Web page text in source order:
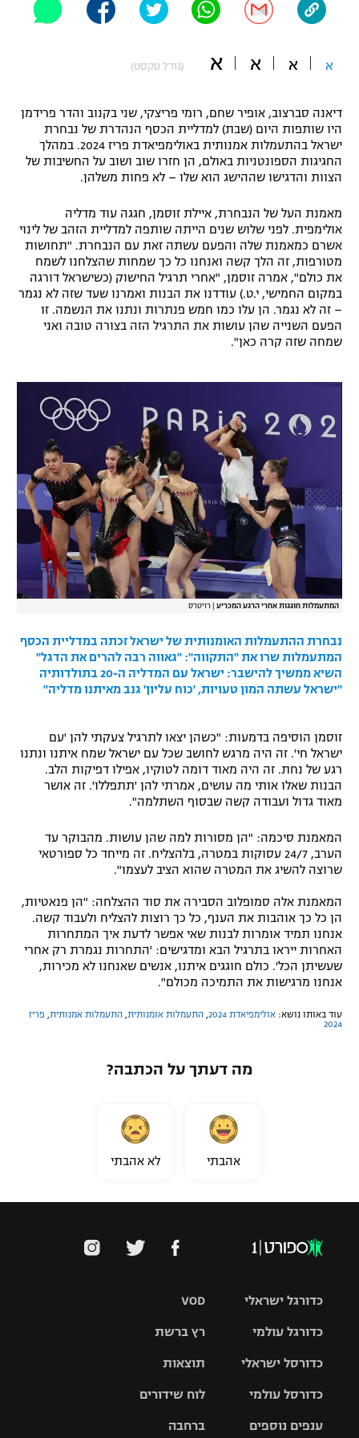
"מחצית בשכונה" – פודקאסט
תקנון משתתפים וזוכים בפרסים
תקנון עבור פעילות אלקטרה
טניס
גיימינג E-Sports
תנאי שימוש
מדיניות פרטיות
תקנון פעילות ספורט 1
רשיון להקרנה פומבית לבית עסק
הצטרפות לחבילת הערוצים
לוח דרושים – ג'ובנט
תגיות
ספורט מוטורי
כדורמים
פוטבול אמריקאי NFL
ספורט אתגרי ואקסטרים
אומנויות לחימה
גיימינג E-Sports
א א א א (גודל טקסט)
דיאנה סברצוב, אופיר שחם, רומי פריצקי, שני בקנוב והדר פרידמן
היו שותפות היום (שבת) למדליית הכסף הנהדרת של נבחרת
ישראל בהתעמלות אמנותית באולימפיאדת פריז 2024. במהלך
החגיגות הספונטניות באולם, הן חזרו שוב ושוב על החשיבות של
הצוות והדגישו שההישג הוא שלו – לא פחות משלהן.
מאמנת העל של הנבחרת, איילת זוסמן, חגגה עוד מדליה
אולימפית. לפני שלוש שנים הייתה שותפה למדליית הזהב של לינוי
אשרם כמאמנת שלה והפעם עשתה זאת עם הנבחרת. "תחושות
מטורפות, זה הלך קשה ואנחנו כל כך שמחות שהצלחנו לשמח
את כולם", אמרה זוסמן, "אחרי תרגיל החישוק (כשישראל דורגה
במקום החמישי, י.ט.) עודדנו את הבנות ואמרנו שעד שזה לא נגמר
– זה לא נגמר. הן עלו כמו חמש פנתרות ונתנו את הנשמה. זו
הפעם השנייה שהן עושות את התרגיל הזה בצורה טובה ואני
שמחה שזה קרה כאן".
המתעמלות חוגגות אחרי הרגע המכריע רויטרס
נבחרת ההתעמלות האומנותית של ישראל זכתה במדליית הכסף
המתעמלות שרו את "התקווה": "גאווה רבה להרים את הדגל"
השיא ממשיך להישבר: ישראל עם המדליה ה-20 בתולדותיה
"ישראל עשתה המון טעויות, 'כוח עליון' גנב מאיתנו מדליה"
זוסמן הוסיפה בדמעות: "כשהן יצאו לתרגיל צעקתי להן 'עם
ישראל חי'. זה היה מרגש לחושב שכל עם ישראל שמח איתנו ונתנו
רגע של נחת. זה היה מאוד דומה לטוקיו, אפילו דפיקות הלב.
הבנות שאלו אותי מה עושים, אמרתי להן 'תתפללו'. זה אושר
מאוד גדול ועבודה קשה שבסוף השתלמה".
המאמנת סיכמה: "הן מסורות למה שהן עושות. מהבוקר עד
הערב, 24/7 עסוקות במטרה, בלהצליח. זה מייחד כל ספורטאי
שרוצה להשיג את המטרה שהוא הציב לעצמו".
המאמנת אלה סמופלוב הסבירה את סוד ההצלחה: "הן פנאטיות,
הן כל כך אוהבות את הענף, כל כך רוצות להצליח ולעבוד קשה.
אנחנו תמיד אומרות לבנות שאי אפשר לדעת איך המתחרות
האחרות ייראו בתרגיל הבא ומדגישים: 'התחרות נגמרת רק אחרי
שעשיתן הכל'. כולם חוגגים איתנו, אנשים שאנחנו לא מכירות,
אנחנו מרגישות את התמיכה מכולם".
עוד באותו נושא: אולימפיאדת 2024 , התעמלות אומנותית, התעמלות אמנותית, פריז
2024
מה דעתך על הכתבה?
אהבתי לא אהבתי
VOD
רץ ברשת
תוצאות
לוח שידורים
ברחבה
כדורגל ישראלי
גביע הטוטו
כדורגל עולמי
האלופות
ליגה
כדורסל ישראלי
סל
כדורסל עולמי
ענפים נוספים